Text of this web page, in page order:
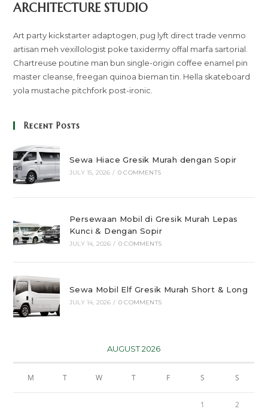
ARCHITECTURE STUDIO
Art party kickstarter adaptogen, pug lyft direct trade venmo
artisan meh vexillologist poke taxidermy offal marfa sartorial.
Chartreuse poutine man bun single-origin coffee enamel pin
master cleanse, freegan quinoa bieman tin. Hella skateboard
yola mustache pitchfork post-ironic.
Recent Posts
Sewa Hiace Gresik Murah dengan Sopir
JULY 15, 2026 / 0 COMMENTS
Persewaan Mobil di Gresik Murah Lepas
Kunci & Dengan Sopir
JULY 14, 2026 / 0 COMMENTS
Sewa Mobil Elf Gresik Murah Short & Long
JULY 14, 2026 / 0 COMMENTS
AUGUST 2026
M T W T F S S
1 2